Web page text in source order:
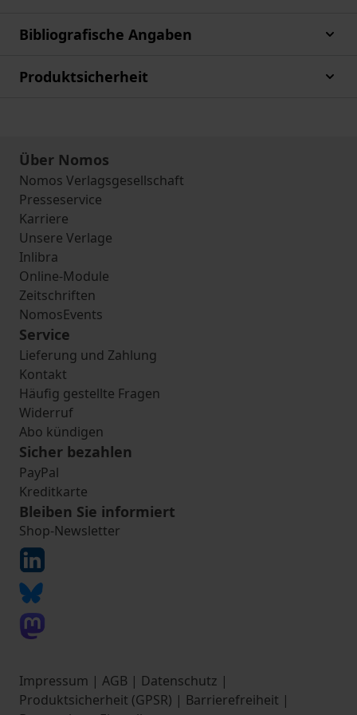
Bibliografische Angaben
Produktsicherheit
Über Nomos
Nomos Verlagsgesellschaft
Presseservice
Karriere
Unsere Verlage
Inlibra
Online-Module
Zeitschriften
NomosEvents
Service
Lieferung und Zahlung
Kontakt
Häufig gestellte Fragen
Widerruf
Abo kündigen
Sicher bezahlen
PayPal
Kreditkarte
Bleiben Sie informiert
Shop-Newsletter
Impressum | AGB | Datenschutz |
Produktsicherheit (GPSR) | Barrierefreiheit |